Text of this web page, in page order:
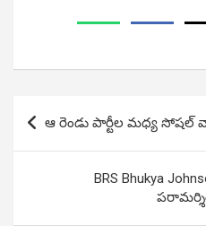
Post
navigation
ఆ రెండు పార్టీల మధ్య సోషల్
BRS Bhukya